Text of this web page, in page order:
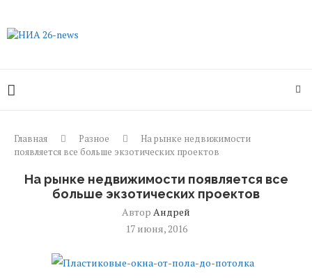
Главная Разное
На рынке недвижимости
появляется все больше экзотических проектов
На рынке недвижимости появляется все
больше экзотических проектов
Автор Андрей
17 июня, 2016